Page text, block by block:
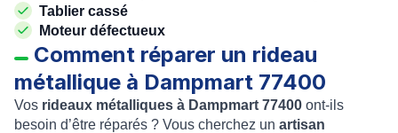
Tablier cassé
Moteur défectueux
Comment réparer un rideau
métallique à Dampmart 77400
Vos rideaux métalliques à Dampmart 77400 ont-ils
besoin d’être réparés ? Vous cherchez un artisan